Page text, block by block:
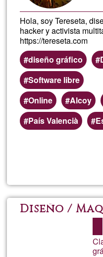
Hola, soy Tereseta,
hacker y activista
https://tereseta.com
diseño gráfico
Software libre
Online
Alcoy
País Valencià
Diseño /